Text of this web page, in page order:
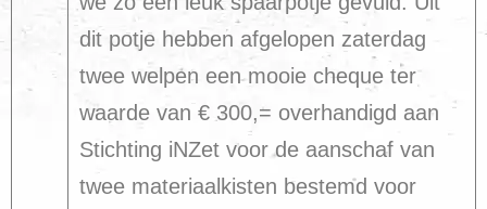
dit potje hebben afgelopen zaterdag
twee welpen een mooie cheque ter
waarde van € 300,= overhandigd aan
Stichting iNZet voor de aanschaf van
twee materiaalkisten bestemd voor